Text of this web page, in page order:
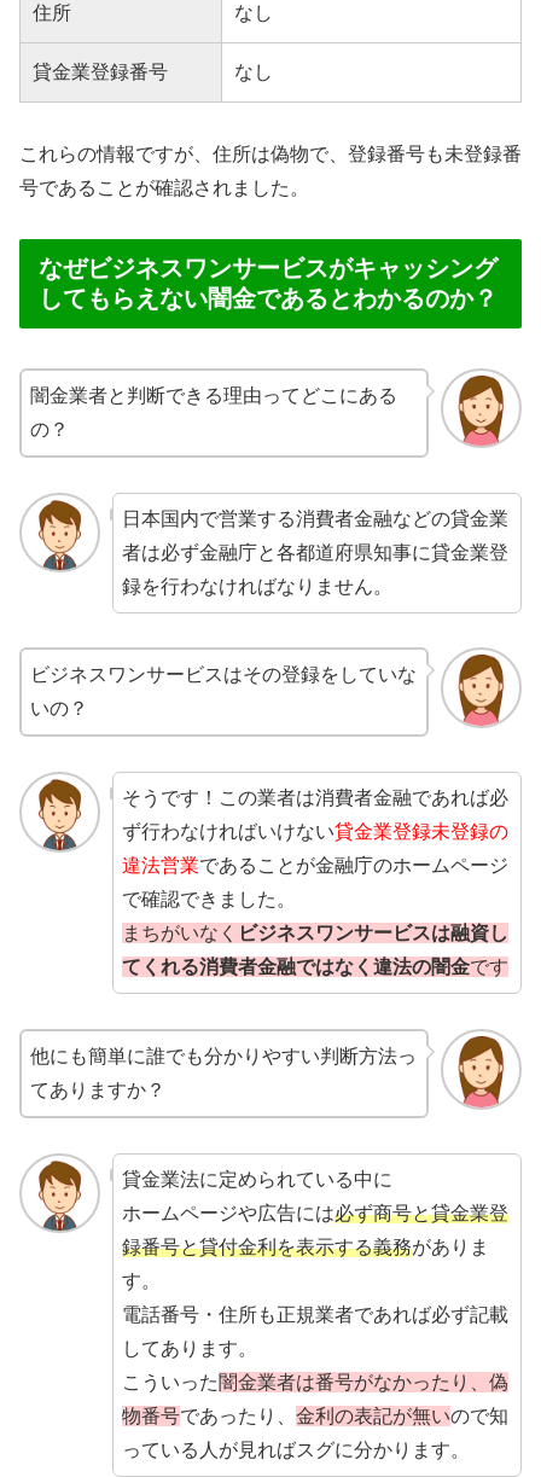
住所 なし
貸金業登録番号 なし
これらの情報ですが、住所は偽物で、登録番号も未登録番
号であることが確認されました。
なぜビジネスワンサービスがキャッシング
してもらえない闇金であるとわかるのか？
闇金業者と判断できる理由ってどこにある
の？
日本国内で営業する消費者金融などの貸金業
者は必ず金融庁と各都道府県知事に貸金業登
録を行わなければなりません。
ビジネスワンサービスはその登録をしていな
いの？
そうです！この業者は消費者金融であれば必
ず行わなければいけない貸金業登録未登録の
違法営業であることが金融庁のホームページ
で確認できました。
まちがいなく ビジネスワンサービスは融資し
てくれる消費者金融ではなく違法の闇金です
他にも簡単に誰でも分かりやすい判断方法っ
てありますか？
貸金業法に定められている中に
ホームページや広告には必ず商号と貸金業登
録番号と貸付金利を表示する義務がありま
す。
電話番号・住所も正規業者であれば必ず記載
してあります。
こういった闇金業者は番号がなかったり、偽
物番号であったり、 金利の表記が無いので知
っている人が見ればスグに分かります。